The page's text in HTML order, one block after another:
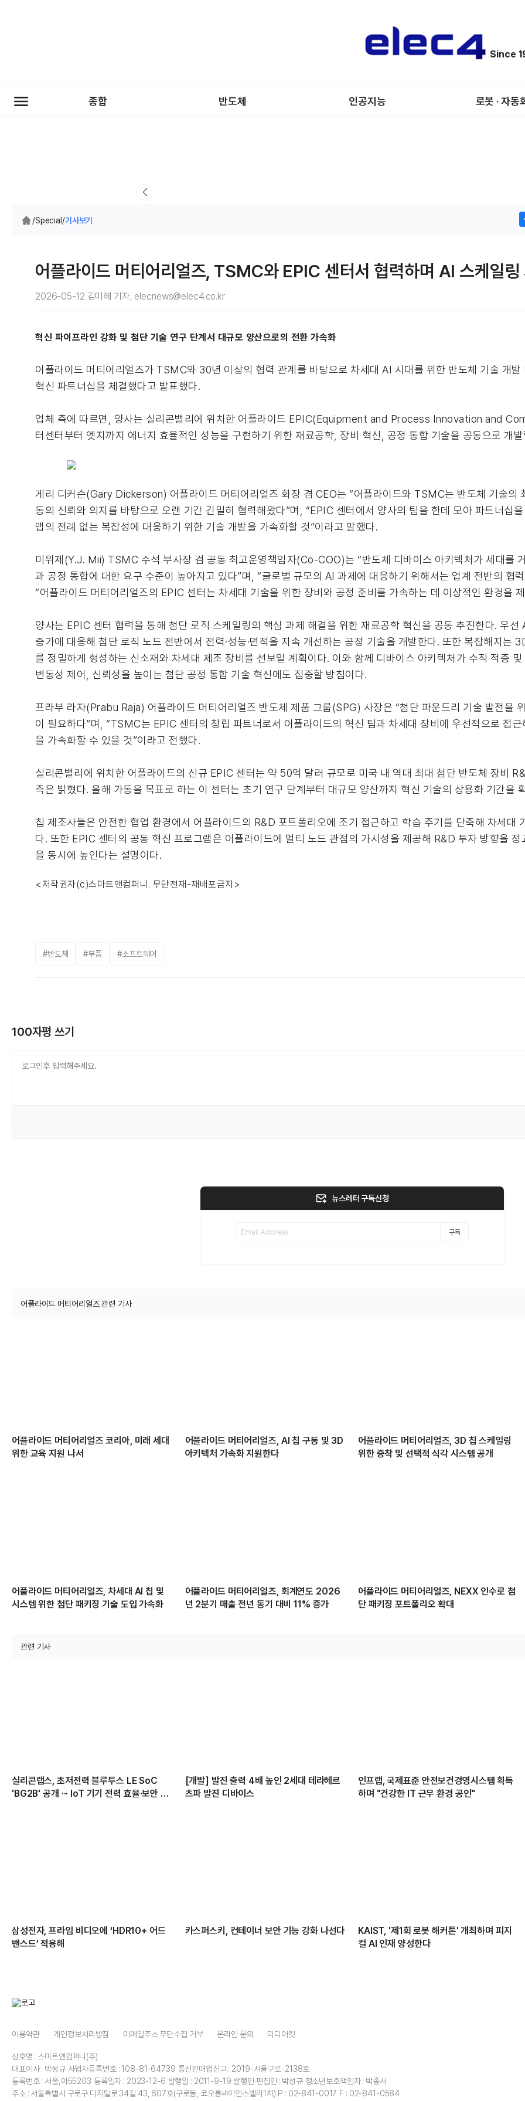
Since
종합 반도체 인공지능 로봇 · 자동
/Special/기사보기
어플라이드 머티어리얼즈, TSMC와 EPIC 센터서 협력하며 AI 스케일링
2026-05-12 김미혜 기자, elecnews@elec4.co.kr
혁신 파이프라인 강화 및 첨단 기술 연구 단계서 대규모 양산으로의 전환 가속화
어플라이드 머티어리얼즈가 TSMC와 30년 이상의 협력 관계를 바탕으로 차세대 AI 시대를 위한 반도체 기술 개
혁신 파트너십을 체결했다고 발표했다.
업체 측에 따르면, 양사는 실리콘밸리에 위치한 어플라이드 EPIC(Equipment and Process Innovation and
터센터부터 엣지까지 에너지 효율적인 성능을 구현하기 위한 재료공학, 장비 혁신, 공정 통합 기술을 공동으로 개
게리 디커슨(Gary Dickerson) 어플라이드 머티어리얼즈 회장 겸 CEO는 “어플라이드와 TSMC는 반도체 기술의
동의 신뢰와 의지를 바탕으로 오랜 기간 긴밀히 협력해왔다”며, “EPIC 센터에서 양사의 팀을 한데 모아 파트너십
맵의 전례 없는 복잡성에 대응하기 위한 기술 개발을 가속화할 것”이라고 말했다.
미위제(Y.J. Mii) TSMC 수석 부사장 겸 공동 최고운영책임자(Co-COO)는 “반도체 디바이스 아키텍처가 세대를
과 공정 통합에 대한 요구 수준이 높아지고 있다”며, “글로벌 규모의 AI 과제에 대응하기 위해서는 업계 전반의 협
“어플라이드 머티어리얼즈의 EPIC 센터는 차세대 기술을 위한 장비와 공정 준비를 가속하는 데 이상적인 환경을
양사는 EPIC 센터 협력을 통해 첨단 로직 스케일링의 핵심 과제 해결을 위한 재료공학 혁신을 공동 추진한다. 우
증가에 대응해 첨단 로직 노드 전반에서 전력·성능·면적을 지속 개선하는 공정 기술을 개발한다. 또한 복잡해지는
를 정밀하게 형성하는 신소재와 차세대 제조 장비를 선보일 계획이다. 이와 함께 디바이스 아키텍처가 수직 적층
변동성 제어, 신뢰성을 높이는 첨단 공정 통합 기술 혁신에도 집중할 방침이다.
프라부 라자(Prabu Raja) 어플라이드 머티어리얼즈 반도체 제품 그룹(SPG) 사장은 “첨단 파운드리 기술 발전을
이 필요하다”며, “TSMC는 EPIC 센터의 창립 파트너로서 어플라이드의 혁신 팀과 차세대 장비에 우선적으로 접
을 가속화할 수 있을 것”이라고 전했다.
실리콘밸리에 위치한 어플라이드의 신규 EPIC 센터는 약 50억 달러 규모로 미국 내 역대 최대 첨단 반도체 장비
측은 밝혔다. 올해 가동을 목표로 하는 이 센터는 초기 연구 단계부터 대규모 양산까지 혁신 기술의 상용화 기간을
칩 제조사들은 안전한 협업 환경에서 어플라이드의 R&D 포트폴리오에 조기 접근하고 학습 주기를 단축해 차세대
다. 또한 EPIC 센터의 공동 혁신 프로그램은 어플라이드에 멀티 노드 관점의 가시성을 제공해 R&D 투자 방향을
을 동시에 높인다는 설명이다.
<저작권자(c)스마트앤컴퍼니. 무단전재-재배포금지>
#반도체 #부품 #소프트웨어
100자평 쓰기
뉴스레터 구독신청
구독
어플라이드 머티어리얼즈 관련 기사
어플라이드 머티어리얼즈 코리아, 미래 세대
위한 교육 지원 나서
어플라이드 머티어리얼즈, AI 칩 구동 및 3D
아키텍처 가속화 지원한다
어플라이드 머티어리얼즈, 3D 칩 스케일링
위한 증착 및 선택적 식각 시스템 공개
어플라이드 머티어리얼즈, 차세대 AI 칩 및
시스템 위한 첨단 패키징 기술 도입 가속화
어플라이드 머티어리얼즈, 회계연도 2026
년 2분기 매출 전년 동기 대비 11% 증가
어플라이드 머티어리얼즈, NEXX 인수로 첨
단 패키징 포트폴리오 확대
관련 기사
실리콘랩스, 초저전력 블루투스 LE SoC
'BG2B' 공개 ··· IoT 기기 전력 효율·보안 강
[개발] 발진 출력 4배 높인 2세대 테라헤르
츠파 발진 디바이스
인프랩, 국제표준 안전보건경영시스템 획득
하며 "건강한 IT 근무 환경 공인"
삼성전자, 프라임 비디오에 ‘HDR10+ 어드
밴스드’ 적용해
카스퍼스키, 컨테이너 보안 기능 강화 나선다
KAIST, '제1회 로봇 해커톤' 개최하며 피지
컬 AI 인재 양성한다
이용약관 개인정보처리방침 이메일주소 무단수집 거부 온라인 문의 미디어킷
상호명 : 스마트앤컴퍼니(주)
대표이사 : 박성규 사업자등록번호 : 108-81-64739 통신판매업신고 : 2019-서울구로-2138호
등록번호 : 서울,아55203 등록일자 : 2023-12-6 발행일 : 2011-9-19 발행인·편집인 : 박성규 청소년보호책임자 : 박종서
주소 : 서울특별시 구로구 디지털로 34길 43, 607호(구로동, 코오롱싸이언스밸리1차) P : 02-841-0017 F : 02-841-0584